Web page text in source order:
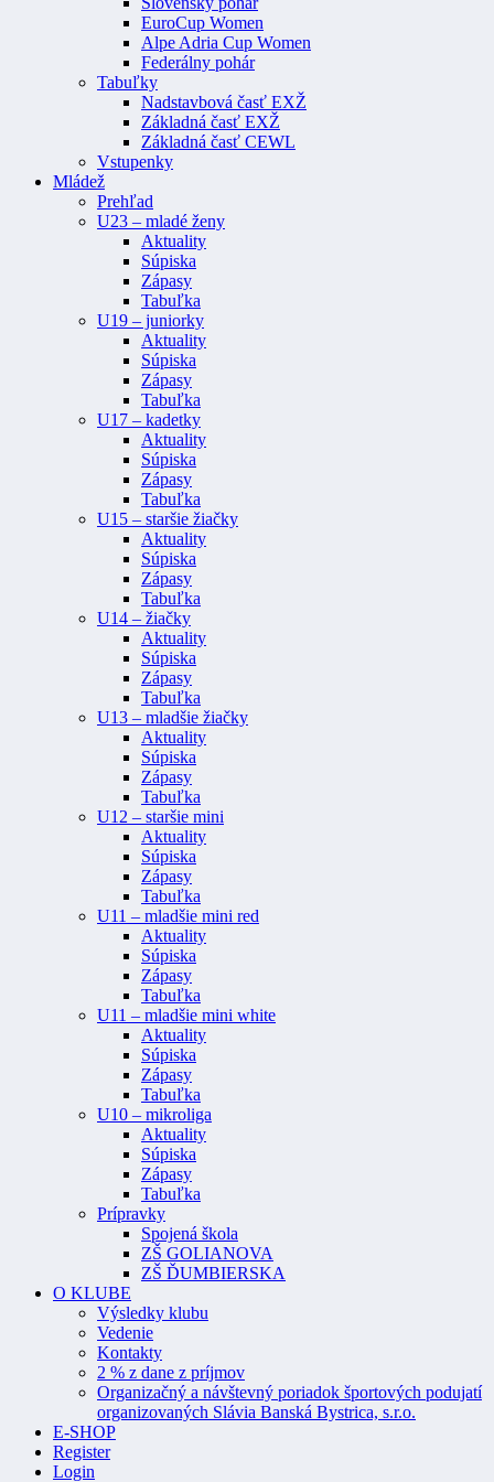
EuroCup Women
Alpe Adria Cup Women
Federálny pohár
Tabuľky
Nadstavbová časť EXŽ
Základná časť EXŽ
Základná časť CEWL
Vstupenky
Mládež
Prehľad
U23 – mladé ženy
Aktuality
Súpiska
Zápasy
Tabuľka
U19 – juniorky
Aktuality
Súpiska
Zápasy
Tabuľka
U17 – kadetky
Aktuality
Súpiska
Zápasy
Tabuľka
U15 – staršie žiačky
Aktuality
Súpiska
Zápasy
Tabuľka
U14 – žiačky
Aktuality
Súpiska
Zápasy
Tabuľka
U13 – mladšie žiačky
Aktuality
Súpiska
Zápasy
Tabuľka
U12 – staršie mini
Aktuality
Súpiska
Zápasy
Tabuľka
U11 – mladšie mini red
Aktuality
Súpiska
Zápasy
Tabuľka
U11 – mladšie mini white
Aktuality
Súpiska
Zápasy
Tabuľka
U10 – mikroliga
Aktuality
Súpiska
Zápasy
Tabuľka
Prípravky
Spojená škola
ZŠ GOLIANOVA
ZŠ ĎUMBIERSKA
O KLUBE
Výsledky klubu
Vedenie
Kontakty
2 % z dane z príjmov
Organizačný a návštevný poriadok športových podujatí
organizovaných Slávia Banská Bystrica, s.r.o.
E-SHOP
Register
Login